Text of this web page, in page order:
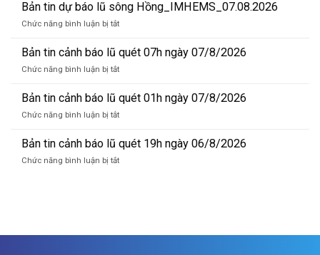
tin
báo
sông
Hồng_IMHEMS_08.08.2026
Bản tin dự báo lũ sông Hồng_IMHEMS_07.08.2026
Chức năng bình luận bị tắtở
tin
báo
sông
Hồng_IMHEMS_07.08.2026
Bản tin cảnh báo lũ quét 07h ngày 07/8/2026
Chức năng bình luận bị tắtở
tin
báo
quét
07h
Bản tin cảnh báo lũ quét 01h ngày 07/8/2026
Chức năng bình luận bị tắtở
tin
báo
Bản tin cảnh báo lũ quét 19h ngày 06/8/2026
Chức năng bình luận bị tắtở
quét